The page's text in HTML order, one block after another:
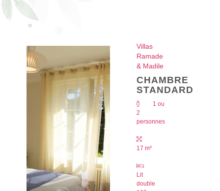
CHAMBRE
STANDARD
Villas
Ramade
& Madile
1 ou
2
personnes
17 m²
Lit
double
SÉMINAIRES
Nous écrire